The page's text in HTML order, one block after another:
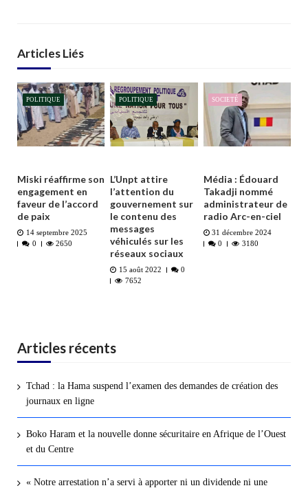
Articles Liés
POLITIQUE
Miski réaffirme son
engagement en
faveur de l’accord
de paix
14 septembre 2025
0
2650
POLITIQUE
L’Unpt attire
l’attention du
gouvernement sur
le contenu des
messages
véhiculés sur les
réseaux sociaux
15 août 2022
0
7652
SOCIETÉ
Média : Édouard
Takadji nommé
administrateur de
radio Arc-en-ciel
31 décembre 2024
0
3180
Articles récents
Tchad : la Hama suspend l’examen des demandes de création des
journaux en ligne
Boko Haram et la nouvelle donne sécuritaire en Afrique de l’Ouest
et du Centre
« Notre arrestation n’a servi à apporter ni un dividende ni une